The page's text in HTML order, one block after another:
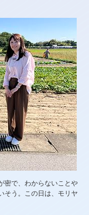
密で、わからないことや
そう。この日は、モリヤ